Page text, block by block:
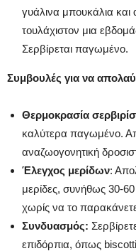
γυάλινα μπουκάλια και
τουλάχιστον μια
Σερβίρεται παγωμένο.
Συμβουλές για να
Θερμοκρασία
καλύτερα παγωμένο.
αναζωογονητική
Έλεγχος μερίδων:
μερίδες, συνήθως 30-
χωρίς να το
Συνδυασμός:
επιδόρπια, όπως